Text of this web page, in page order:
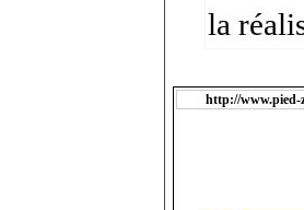
la
http://www.pied-